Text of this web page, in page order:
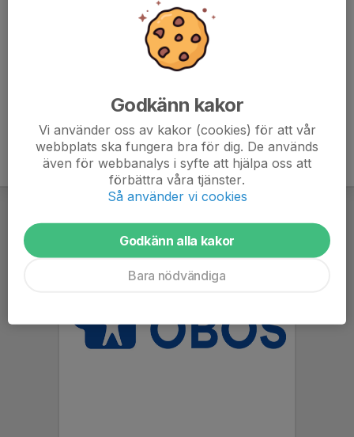
Godkänn kakor
Vi använder oss av kakor (cookies) för att vår
webbplats ska fungera bra för dig. De används
även för webbanalys i syfte att hjälpa oss att
förbättra våra tjänster.
Så använder vi cookies
Godkänn alla kakor
Bara nödvändiga